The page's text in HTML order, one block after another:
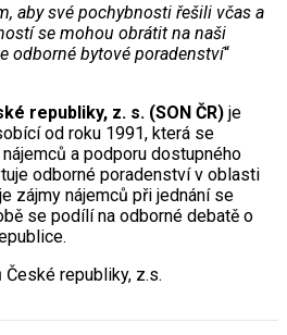
aby své pochybnosti řešili včas a
se mohou obrátit na naši
odborné bytové poradenství“
republiky, z. s. (SON ČR) je
od roku 1991, která se
a podporu dostupného
odborné poradenství v oblasti
zájmy nájemců při jednání se
se podílí na odborné debatě o
České republiky, z.s.